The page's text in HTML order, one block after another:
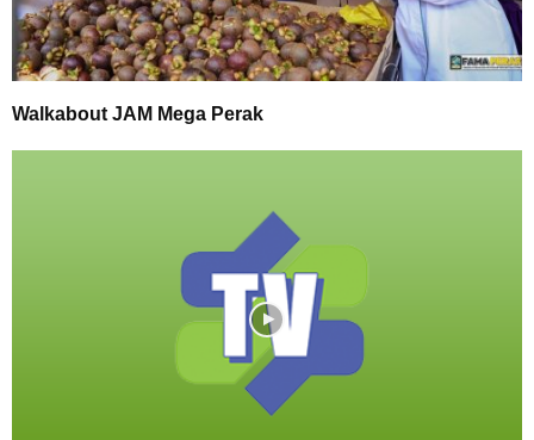
Walkabout JAM Mega Perak